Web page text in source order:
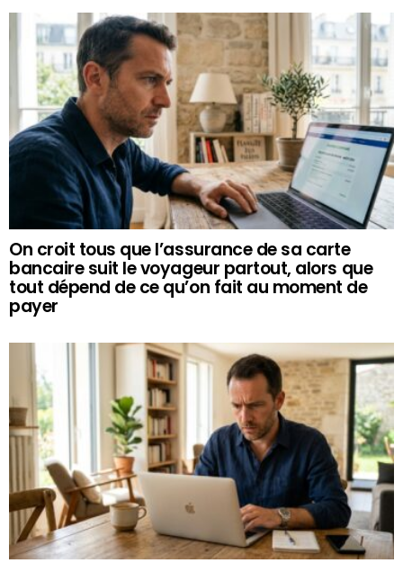
On croit tous que l’assurance de sa carte
bancaire suit le voyageur partout, alors que
tout dépend de ce qu’on fait au moment de
payer